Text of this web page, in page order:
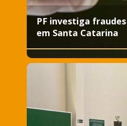
PF investiga
em Santa Catarina